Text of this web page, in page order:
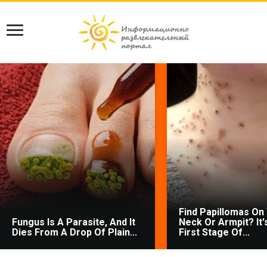
Fungus Is A Parasite, And It
Dies From A Drop Of Plain...
Find Papillomas On
Neck Or Armpit?
First Stage Of...